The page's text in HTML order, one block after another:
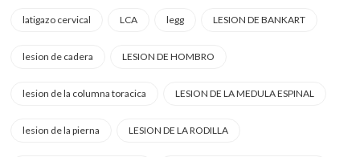
latigazo cervical LCA legg LESION DE BANKART
lesion de cadera LESION DE HOMBRO
lesion de la columna toracica LESION DE LA MEDULA ESPINAL
lesion de la pierna LESION DE LA RODILLA